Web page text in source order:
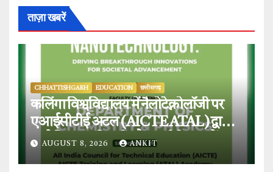
ताज़ा खबरें
CHHATTISHGARH EDUCATION छत्तीसगढ़
कलिंगा विश्वविद्यालय में नैलोटेक्नोलॉजी पर
एआईसीटीई अटल (AICTE ATAL) द्वारा
प्रायोजित छह दिवसीय फैकल्टी डेवलपमेंट
प्रोग्राम का सफल आयोजन.
AUGUST 8, 2026 ANKIT